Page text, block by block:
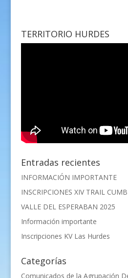
TERRITORIO HURDES
Entradas recientes
INFORMACIÓN IMPORTANTE
INSCRIPCIONES XIV TRAIL
VALLE DEL ESPERABAN 2025
Información importante
Inscripciones KV Las Hurdes
Categorías
Comunicados de la Agrupación